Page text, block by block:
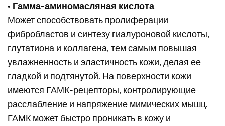
• Гамма-аминомасляная кислота
Может способствовать пролиферации
фибробластов и синтезу гиалуроновой кислоты,
глутатиона и коллагена, тем самым повышая
увлажненность и эластичность кожи, делая ее
гладкой и подтянутой. На поверхности кожи
имеются ГАМК-рецепторы, контролирующие
расслабление и напряжение мимических мышц.
ГАМК может быстро проникать в кожу и